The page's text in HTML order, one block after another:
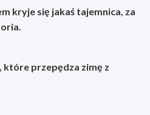
kryje się jakaś tajemnica, za
które przepędza zimę z